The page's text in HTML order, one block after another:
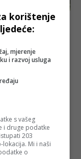
korištenje
mjerenje
i razvoj usluga
s vašeg
i druge podatke
203
Mi i naši
o